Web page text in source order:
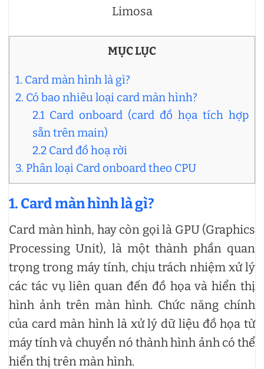
Limosa
MỤC LỤC
1. Card màn hình là gì?
2. Có bao nhiêu loại card màn hình?
2.1 Card onboard (card đồ họa tích hợp
sẵn trên main)
2.2 Card đồ hoạ rời
3. Phân loại Card onboard theo CPU
1. Card màn hình là gì?
Card màn hình, hay còn gọi là GPU (Graphics
Processing Unit), là một thành phần quan
trọng trong máy tính, chịu trách nhiệm xử lý
các tác vụ liên quan đến đồ họa và hiển thị
hình ảnh trên màn hình. Chức năng chính
của card màn hình là xử lý dữ liệu đồ họa từ
máy tính và chuyển nó thành hình ảnh có thể
hiển thị trên màn hình.